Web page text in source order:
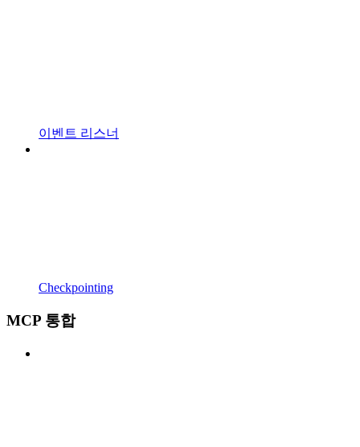
이벤트 리스너
Checkpointing
MCP 통합